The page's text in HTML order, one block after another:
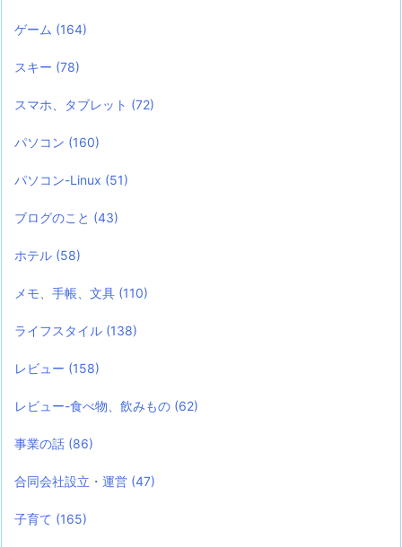
ゲーム (164)
スキー (78)
スマホ、タブレット (72)
パソコン (160)
パソコン-Linux (51)
ブログのこと (43)
ホテル (58)
メモ、手帳、文具 (110)
ライフスタイル (138)
レビュー (158)
レビュー-食べ物、飲みもの (62)
事業の話 (86)
合同会社設立・運営 (47)
子育て (165)